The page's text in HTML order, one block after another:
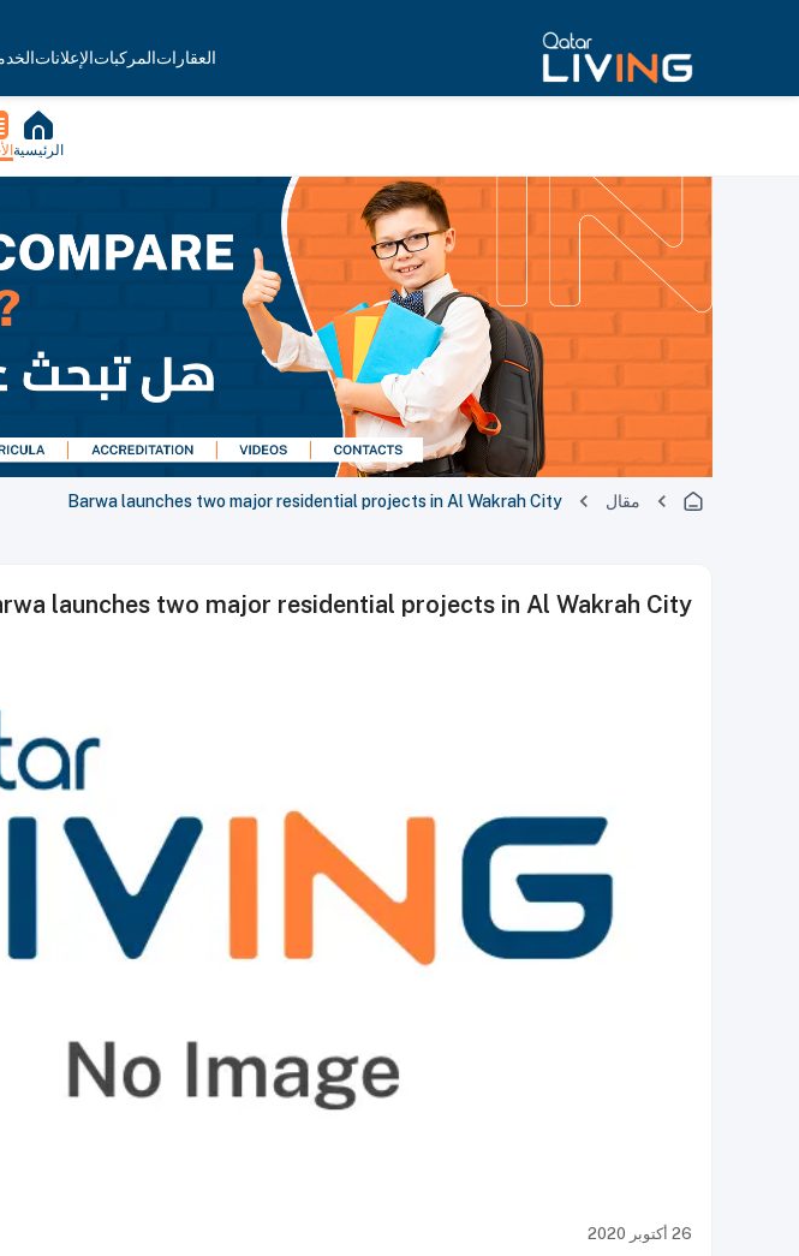
العقاراتالمركباتالإعلانات
الرئيسية
مقال Barwa launches two major residential projects in Al Wakrah City
launches two major residential projects in Al Wakrah City
26 أكتوبر 2020